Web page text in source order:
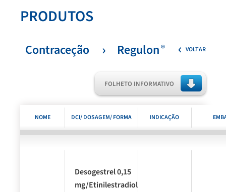
PRODUTOS
Contraceção Regulon® VOLTAR
FOLHETO INFORMATIVO
NOME DCI/ DOSAGEM/ FORMA
APRESENTAÇÃO
INDICAÇÃO
Desogestrel 0,15
mg/Etinilestradiol